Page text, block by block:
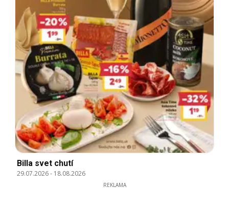
Billa svet chutí
29.07.2026- 18.08.2026
REKLAMA